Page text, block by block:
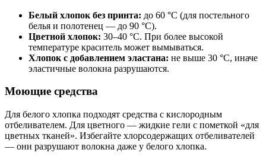
Белый хлопок без принта: до 60 °C (для постельного
белья и полотенец — до 90 °C).
Цветной хлопок: 30–40 °C. При более высокой
температуре краситель может вымываться.
Хлопок с добавлением эластана: не выше 30 °C, иначе
эластичные волокна разрушаются.
Моющие средства
Для белого хлопка подходят средства с кислородным
отбеливателем. Для цветного — жидкие гели с пометкой «для
цветных тканей». Избегайте хлорсодержащих отбеливателей
— они разрушают волокна даже у белого хлопка.